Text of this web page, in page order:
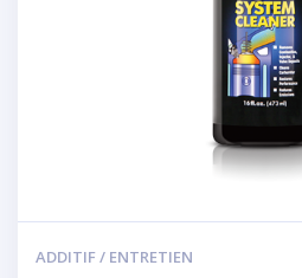
ADDITIF / ENTRETIEN